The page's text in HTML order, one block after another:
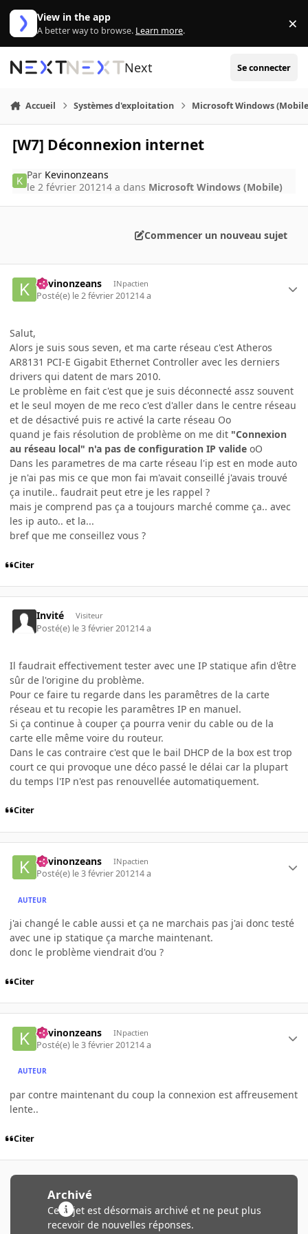
Aller au contenu
View in the app
A better way to browse. Learn more. ×
Next Se connecter
Accueil Systèmes d'exploitation Microsoft Windows
[W7] Déconnexion internet
Par Kevinonzeans
le 2 février 201214 a dans Microsoft Windows (Mobile)
Commencer un nouveau sujet
Kevinonzeans INpactien
Posté(e) le 2 février 201214 a
Salut,
Alors je suis sous seven, et ma carte réseau c'est Atheros
AR8131 PCI-E Gigabit Ethernet Controller avec les derniers
drivers qui datent de mars 2010.
Le problème en fait c'est que je suis déconnecté assz souvent
et le seul moyen de me reco c'est d'aller dans le centre réseau
et de désactivé puis re activé la carte réseau Oo
quand je fais résolution de problème on me dit "Connexion
au réseau local" n'a pas de configuration IP valide oO
Dans les parametres de ma carte réseau l'ip est en mode auto
je n'ai pas mis ce que mon fai m'avait conseillé j'avais trouvé
ça inutile.. faudrait peut etre je les rappel ?
mais je comprend pas ça a toujours marché comme ça.. avec
les ip auto.. et la...
bref que me conseillez vous ?
Citer
Invité Visiteur
Posté(e) le 3 février 201214 a
Il faudrait effectivement tester avec une IP statique afin d'être
sûr de l'origine du problème.
Pour ce faire tu regarde dans les paramêtres de la carte
réseau et tu recopie les paramêtres IP en manuel.
Si ça continue à couper ça pourra venir du cable ou de la
carte elle même voire du routeur.
Dans le cas contraire c'est que le bail DHCP de la box est trop
court ce qui provoque une déco passé le délai car la plupart
du temps l'IP n'est pas renouvellée automatiquement.
Citer
Kevinonzeans INpactien
Posté(e) le 3 février 201214 a
AUTEUR
j'ai changé le cable aussi et ça ne marchais pas j'ai donc testé
avec une ip statique ça marche maintenant.
donc le problème viendrait d'ou ?
Citer
Kevinonzeans INpactien
Posté(e) le 3 février 201214 a
AUTEUR
par contre maintenant du coup la connexion est affreusement
lente..
Citer
Archivé
Ce sujet est désormais archivé et ne peut plus
recevoir de nouvelles réponses.